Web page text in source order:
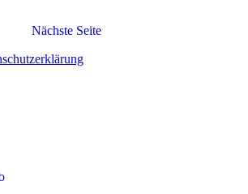
Nächste Seite